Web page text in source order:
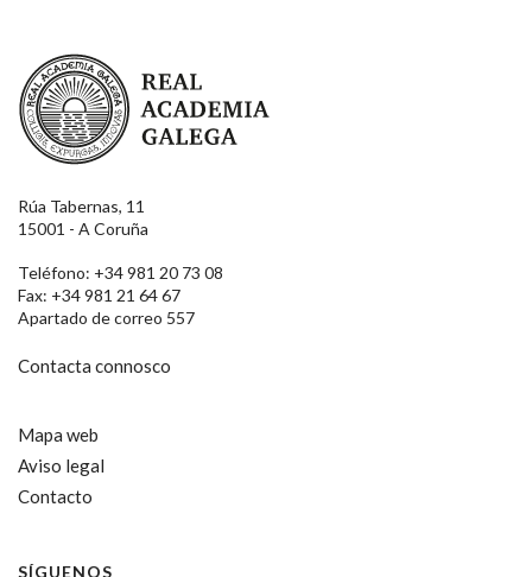
Real Academia Galega
Rúa Tabernas, 11
15001 - A Coruña
Teléfono: +34 981 20 73 08
Fax: +34 981 21 64 67
Apartado de correo 557
Contacta connosco
Mapa web
Aviso legal
Contacto
SÍGUENOS